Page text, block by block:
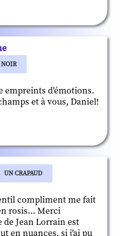
NOIR
empreints d'émotions.
et à vous, Daniel!
UN CRAPAUD
compliment me fait
rosis... Merci
Jean Lorrain est
en nuances, si j'ai pu